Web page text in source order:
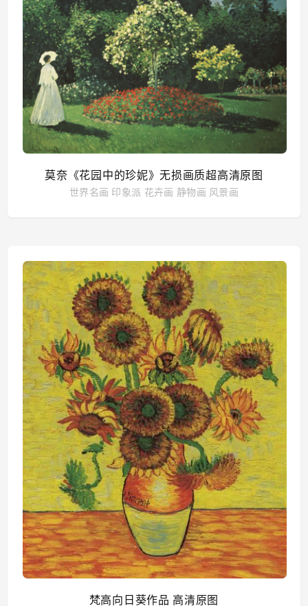
莫奈《花园中的珍妮》无损画质超高清原图
世界名画 印象派 花卉画 静物画 风景画
梵高向日葵作品 高清原图